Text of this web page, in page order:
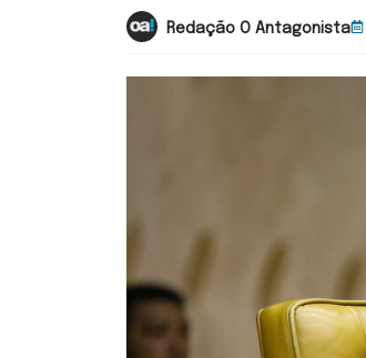
Redação O Antagonista